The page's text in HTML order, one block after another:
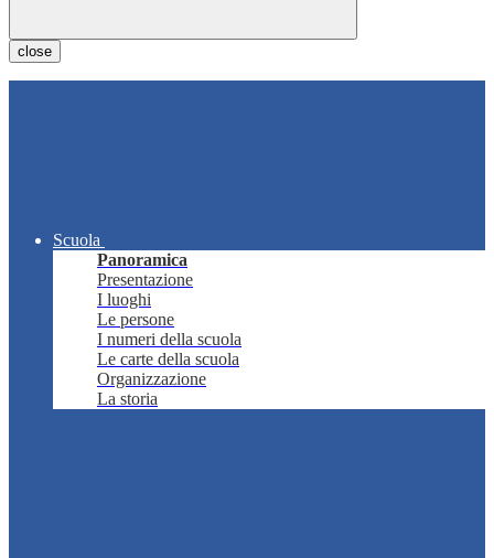
close
Scuola
Panoramica
Presentazione
I luoghi
Le persone
I numeri della scuola
Le carte della scuola
Organizzazione
La storia